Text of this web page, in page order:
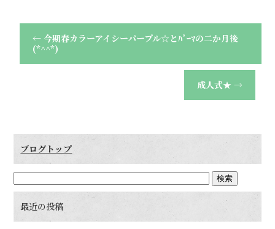
← 今期春カラーアイシーパープル☆とﾊﾟｰﾏの二か月後
(*^^*)
成人式★ →
ブログトップ
最近の投稿